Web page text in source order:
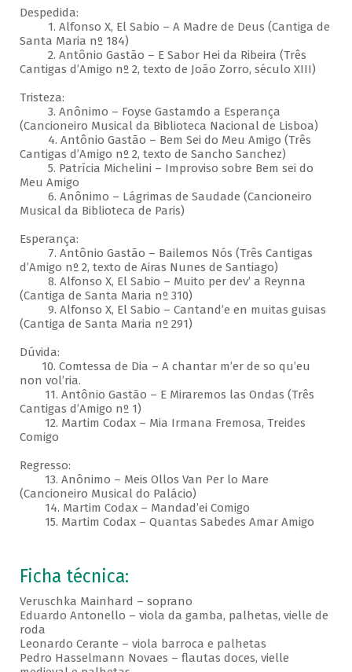
Despedida:
1. Alfonso X, El Sabio – A Madre de Deus (Cantiga de
Santa Maria nº 184)
2. Antônio Gastão – E Sabor Hei da Ribeira (Três
Cantigas d’Amigo nº 2, texto de João Zorro, século XIII)
Tristeza:
3. Anônimo – Foyse Gastamdo a Esperança
(Cancioneiro Musical da Biblioteca Nacional de Lisboa)
4. Antônio Gastão – Bem Sei do Meu Amigo (Três
Cantigas d’Amigo nº 2, texto de Sancho Sanchez)
5. Patrícia Michelini – Improviso sobre Bem sei do
Meu Amigo
6. Anônimo – Lágrimas de Saudade (Cancioneiro
Musical da Biblioteca de Paris)
Esperança:
7. Antônio Gastão – Bailemos Nós (Três Cantigas
d’Amigo nº 2, texto de Airas Nunes de Santiago)
8. Alfonso X, El Sabio – Muito per dev’ a Reynna
(Cantiga de Santa Maria nº 310)
9. Alfonso X, El Sabio – Cantand’e en muitas guisas
(Cantiga de Santa Maria nº 291)
Dúvida:
10. Comtessa de Dia – A chantar m’er de so qu’eu
non vol’ria.
11. Antônio Gastão – E Miraremos las Ondas (Três
Cantigas d’Amigo nº 1)
12. Martim Codax – Mia Irmana Fremosa, Treides
Comigo
Regresso:
13. Anônimo – Meis Ollos Van Per lo Mare
(Cancioneiro Musical do Palácio)
14. Martim Codax – Mandad’ei Comigo
15. Martim Codax – Quantas Sabedes Amar Amigo
Ficha técnica:
Veruschka Mainhard – soprano
Eduardo Antonello – viola da gamba, palhetas, vielle de
roda
Leonardo Cerante – viola barroca e palhetas
Pedro Hasselmann Novaes – flautas doces, vielle